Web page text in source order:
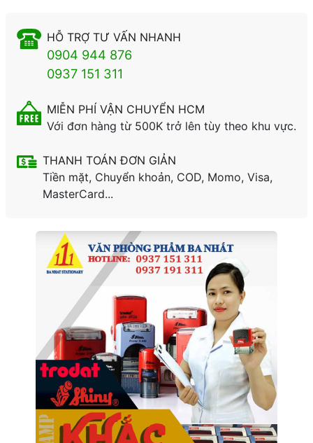
HỖ TRỢ TƯ VẤN NHANH
0904 944 876
0937 151 311
MIỄN PHÍ VẬN CHUYỂN HCM
Với đơn hàng từ 500K trở lên tùy theo khu vực.
THANH TOÁN ĐƠN GIẢN
Tiền mặt, Chuyển khoản, COD, Momo, Visa,
MasterCard...